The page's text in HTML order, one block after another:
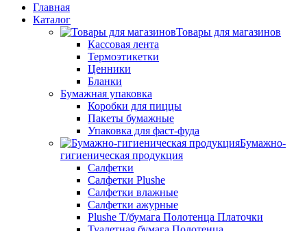
Главная
Каталог
Товары для магазинов
Кассовая лента
Термоэтикетки
Ценники
Бланки
Бумажная упаковка
Коробки для пиццы
Пакеты бумажные
Упаковка для фаст-фуда
Бумажно-
гигиеническая продукция
Салфетки
Салфетки Plushe
Салфетки влажные
Салфетки ажурные
Plushe Т/бумага Полотенца Платочки